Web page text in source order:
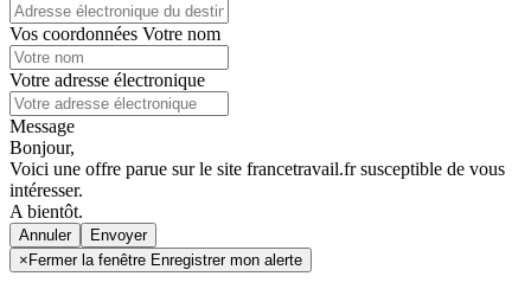
Vos coordonnées Votre nom
Votre adresse électronique
Message
Bonjour,
Voici une offre parue sur le site francetravail.fr susceptible de vous
intéresser.
A bientôt.
Annuler
× Fermer la fenêtre Enregistrer mon alerte